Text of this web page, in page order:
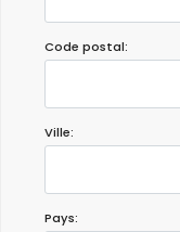
Code postal:
Ville:
Pays: